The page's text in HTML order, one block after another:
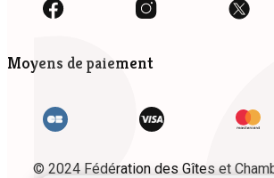
Moyens de paiement
© 2024 Fédération des Gîtes et